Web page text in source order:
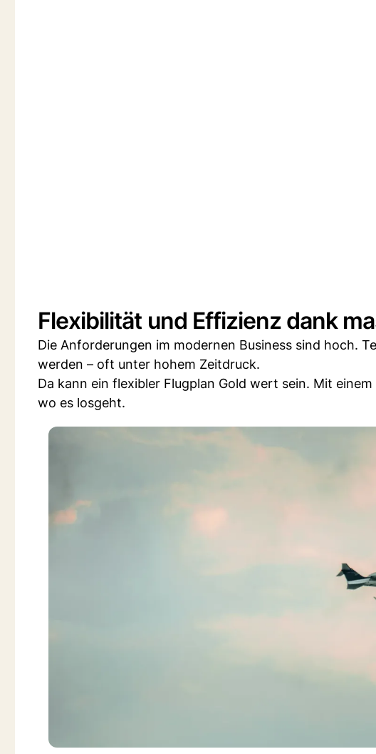
Flexibilität und Effizienz dank
Die Anforderungen im modernen Business sind hoch.
werden – oft unter hohem Zeitdruck.
Da kann ein flexibler Flugplan Gold wert sein. Mit
wo es losgeht.